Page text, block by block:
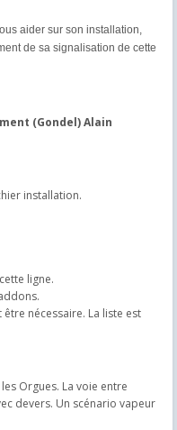
aider sur son installation,
de sa signalisation de cette
(Gondel) Alain
installation.
ligne.
nécessaire. La liste est
Orgues. La voie entre
devers. Un scénario vapeur